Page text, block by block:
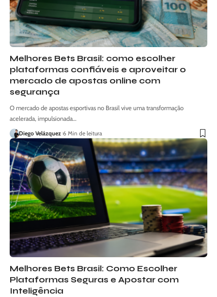
Melhores Bets Brasil: como escolher
plataformas confiáveis e aproveitar o
mercado de apostas online com
segurança
O mercado de apostas esportivas no Brasil vive uma transformação
acelerada, impulsionada…
Diego Velázquez 6 Min de leitura
Melhores Bets Brasil: Como Escolher
Plataformas Seguras e Apostar com
Inteligência